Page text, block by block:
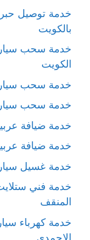
خدمة توصيل حبر
بالكويت
خدمة سحب
الكويت
خدمة سحب
خدمة سحب
خدمة ضيافة عربية الكويت
خدمة ضيافة
خدمة غسيل
خدمة فني
المنقف
خدمة كهرباء
الاحمدي